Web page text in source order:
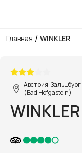
Главная / WINKLER
Австрия,
(Bad Hofgastein)
WINKLER